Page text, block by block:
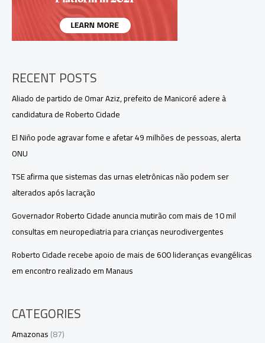
RECENT POSTS
Aliado de partido de Omar Aziz, prefeito de Manicoré adere à
candidatura de Roberto Cidade
El Niño pode agravar fome e afetar 49 milhões de pessoas, alerta
ONU
TSE afirma que sistemas das urnas eletrônicas não podem ser
alterados após lacração
Governador Roberto Cidade anuncia mutirão com mais de 10 mil
consultas em neuropediatria para crianças neurodivergentes
Roberto Cidade recebe apoio de mais de 600 lideranças evangélicas
em encontro realizado em Manaus
CATEGORIES
Amazonas(87)